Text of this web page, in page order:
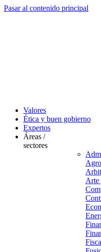
Pasar al contenido principal
Valores
Ética y buen gobierno
Expertos
Áreas /
sectores
Arte